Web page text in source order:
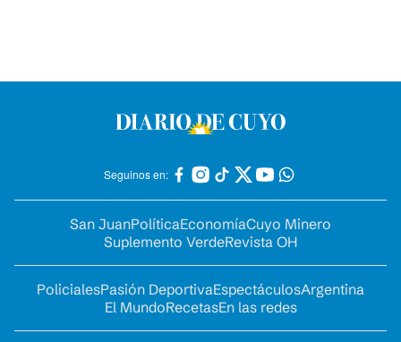
Seguinos en:
San JuanPolíticaEconomíaCuyo Minero
Suplemento VerdeRevista OH
PolicialesPasión DeportivaEspectáculosArgentina
El MundoRecetasEn las redes